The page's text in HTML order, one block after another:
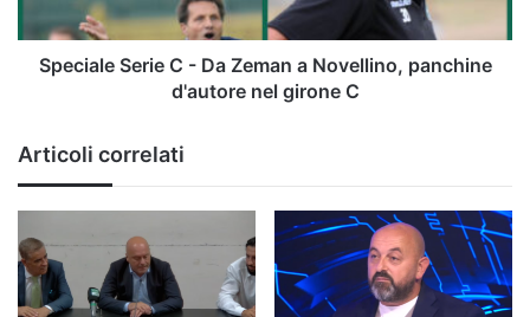
Novellino,
panchine
d'autore
Speciale Serie C - Da Zeman a Novellino, panchine
d'autore nel girone C
Articoli correlati